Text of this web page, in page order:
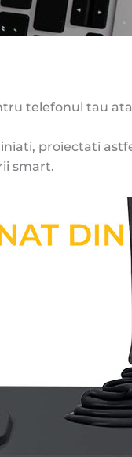
telefonul tau
proiectati
smart.